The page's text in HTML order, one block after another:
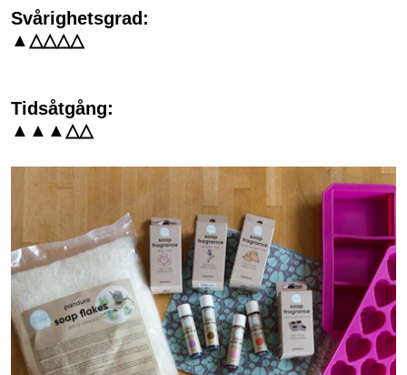
Svårighetsgrad:
▲△△△△
Tidsåtgång:
▲▲▲△△